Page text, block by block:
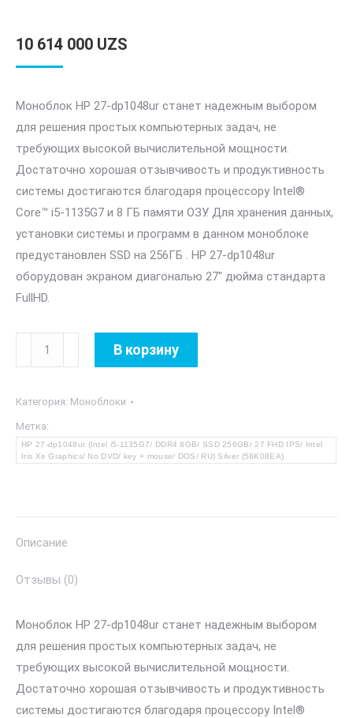
10 614 000 UZS
Моноблок HP 27-dp1048ur станет надежным выбором
для решения простых компьютерных задач, не
требующих высокой вычислительной мощности.
Достаточно хорошая отзывчивость и продуктивность
системы достигаются благодаря процессору Intel®
Core™ i5-1135G7 и 8 ГБ памяти ОЗУ. Для хранения данных,
установки системы и программ в данном моноблоке
предустановлен SSD на 256ГБ . HP 27-dp1048ur
оборудован экраном диагональю 27″ дюйма стандарта
FullHD.
Количество
товара
27-
dp1048ur
Silver
В корзину
Категория: Моноблоки
Метка:
HP 27-dp1048ur (Intel i5-1135G7/ DDR4 8GB/ SSD 256GB/ 27 FHD IPS/ Intel
Iris Xe Graphics/ No DVD/ key + mouse/ DOS/ RU) Silver (58K08EA)
Описание
Отзывы (0)
Моноблок HP 27-dp1048ur станет надежным выбором
для решения простых компьютерных задач, не
требующих высокой вычислительной мощности.
Достаточно хорошая отзывчивость и продуктивность
системы достигаются благодаря процессору Intel®